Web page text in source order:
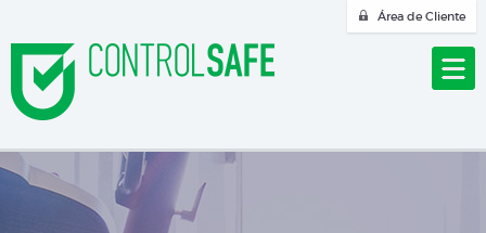
Área de Cliente